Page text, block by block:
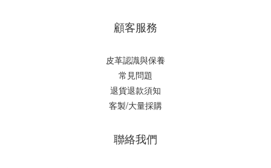
顧客服務
皮革認識與保養
常見問題
退貨退款須知
客製/大量採購
聯絡我們